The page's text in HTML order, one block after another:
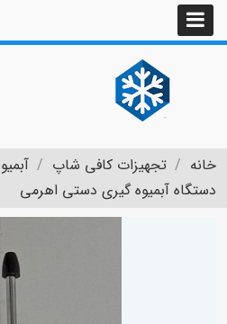
خانه تجهیزات کافی شاپ
دستگاه آبمیوه گیری دستی اهرمی